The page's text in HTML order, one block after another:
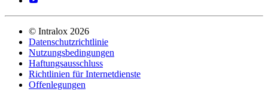
© Intralox 2026
Datenschutzrichtlinie
Nutzungsbedingungen
Haftungsausschluss
Richtlinien für Internetdienste
Offenlegungen